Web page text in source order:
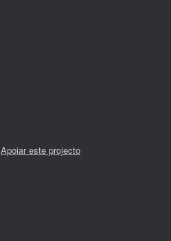
Apoiar este projecto